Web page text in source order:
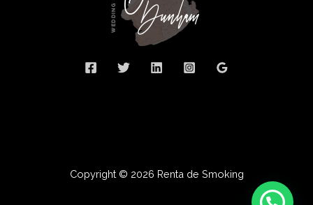
Copyright © 2026 Renta de Smoking